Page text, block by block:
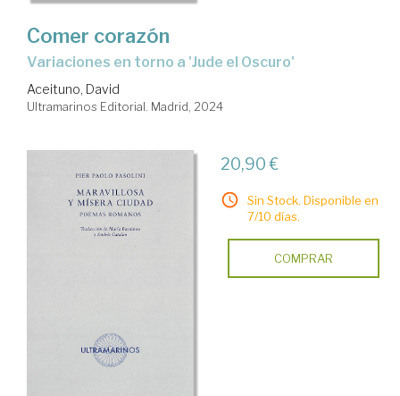
Comer corazón
variaciones en torno a 'Jude el Oscuro'
Aceituno, David
Ultramarinos Editorial. Madrid, 2024
20,90 €
Sin Stock. Disponible en
7/10 días.
COMPRAR